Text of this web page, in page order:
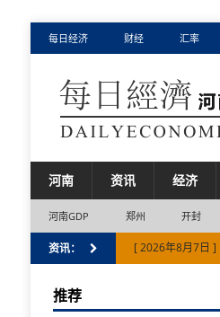
每日经济 财经 汇率
河南 资讯 经济
河南GDP 郑州 开封
资讯： [ 2026年8月7日 ]
[ 2026年8月5日 ]
推荐